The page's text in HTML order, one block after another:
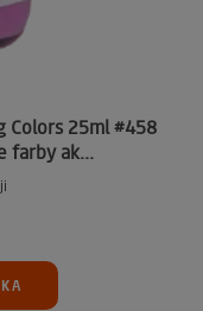
Colors 25ml #458
farby ak...